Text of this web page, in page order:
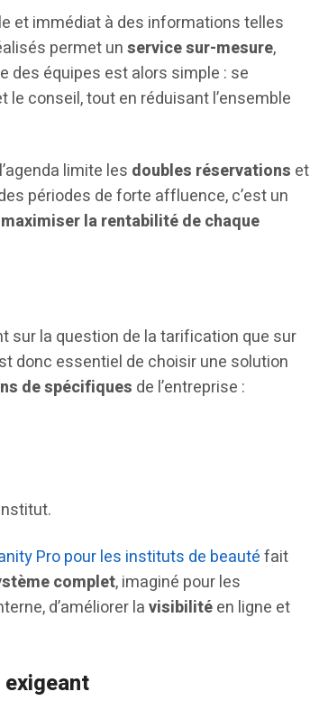
et immédiat à des informations telles
permet unservice sur-mesure,
des équipes est alors simple : se
conseil, tout en réduisant l’ensemble
limite les doubles réservations et
périodes de forte affluence, c’est un
maximiser la rentabilité de chaque
sur la question de la tarification que sur
donc essentiel de choisir une solution
de spécifiques de l’entreprise :
Pro pour les instituts de beautéfait
complet, imaginé pour les
d’améliorer lavisibilitéen ligne et